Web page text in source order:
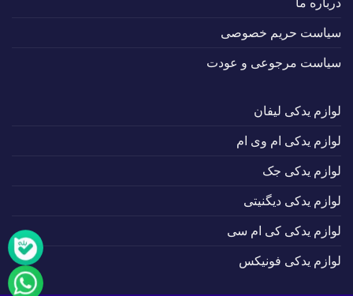
سیاست حریم خصوصی
سیاست مرجوعی و عودت
لوازم یدکی لیفان
لوازم یدکی ام وی ام
لوازم یدکی جک
لوازم یدکی دیگنیتی
لوازم یدکی کی ام سی
لوازم یدکی فونیکس